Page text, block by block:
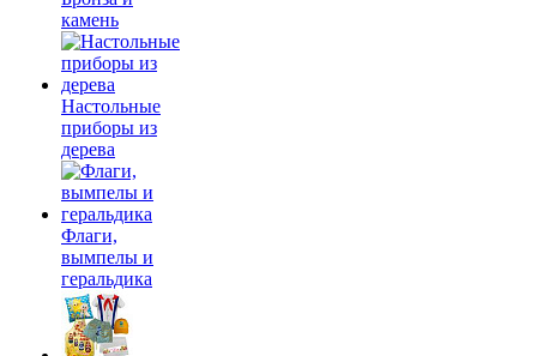
камень
Настольные
приборы из
дерева
Флаги,
вымпелы и
геральдика